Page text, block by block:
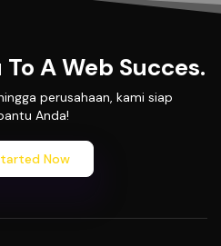
A Web Succes.
perusahaan, kami siap
Anda!
Now